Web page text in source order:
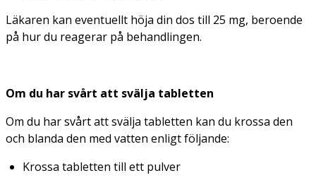
Läkaren kan eventuellt höja din dos till 25 mg, beroende
på hur du reagerar på behandlingen.
Om du har svårt att svälja tabletten
Om du har svårt att svälja tabletten kan du krossa den
och blanda den med vatten enligt följande:
Krossa tabletten till ett pulver